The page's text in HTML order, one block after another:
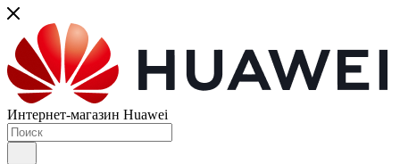
Интернет-магазин Huawei